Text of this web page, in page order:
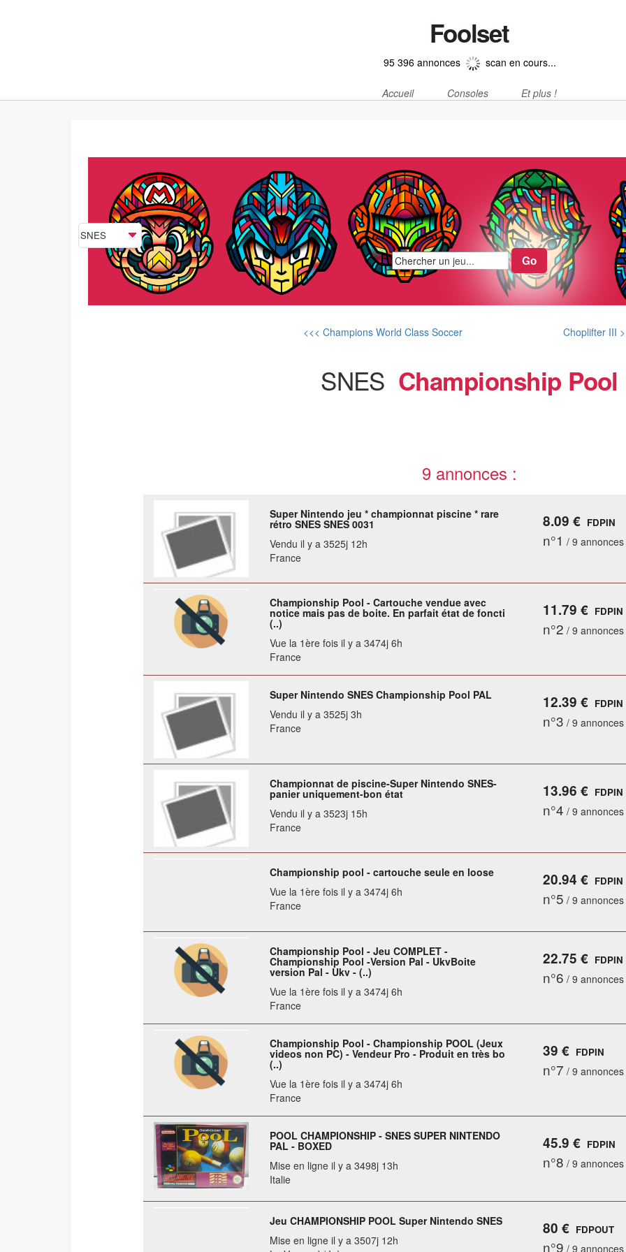
Foolset
95 396 annonces scan en cours...
Accueil Consoles Et plus !
<<< Champions World Class Soccer Choplifter III
SNES Championship Pool
9 annonces :
Super Nintendo jeu * championnat piscine * rare
rétro SNES SNES 0031
Vendu il y a 3525j 12h
France
8.09 € FDPIN
n°1 / 9 annonces
Championship Pool - Cartouche vendue avec
notice mais pas de boite. En parfait état de foncti
(..)
Vue la 1ère fois il y a 3474j 6h
France
11.79 € FDPIN
n°2 / 9 annonces
Super Nintendo SNES Championship Pool PAL
Vendu il y a 3525j 3h
France
12.39 € FDPIN
n°3 / 9 annonces
Championnat de piscine-Super Nintendo SNES-
panier uniquement-bon état
Vendu il y a 3523j 15h
France
13.96 € FDPIN
n°4 / 9 annonces
Championship pool - cartouche seule en loose
Vue la 1ère fois il y a 3474j 6h
France
20.94 € FDPIN
n°5 / 9 annonces
Championship Pool - Jeu COMPLET -
Championship Pool -Version Pal - UkvBoite
version Pal - Ukv - (..)
Vue la 1ère fois il y a 3474j 6h
France
22.75 € FDPIN
n°6 / 9 annonces
Championship Pool - Championship POOL (Jeux
videos non PC) - Vendeur Pro - Produit en très bo
(..)
Vue la 1ère fois il y a 3474j 6h
France
39 € FDPIN
n°7 / 9 annonces
POOL CHAMPIONSHIP - SNES SUPER NINTENDO
PAL - BOXED
Mise en ligne il y a 3498j 13h
Italie
45.9 € FDPIN
n°8 / 9 annonces
Jeu CHAMPIONSHIP POOL Super Nintendo SNES
Mise en ligne il y a 3507j 12h
80 € FDPOUT
n°9 / 9 annonces